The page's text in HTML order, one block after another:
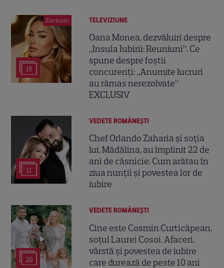
Exclusiv
16
TELEVIZIUNE
Oana Monea, dezvăluiri despre
„Insula Iubirii: Reuniuni”. Ce
spune despre foștii
concurenți: „Anumite lucruri
au rămas nerezolvate”
EXCLUSIV
11
VEDETE ROMÂNEŞTI
Chef Orlando Zaharia și soția
lui, Mădălina, au împlinit 22 de
ani de căsnicie. Cum arătau în
ziua nunții și povestea lor de
iubire
29
VEDETE ROMÂNEŞTI
Cine este Cosmin Curticăpean,
soțul Laurei Cosoi. Afaceri,
vârstă și povestea de iubire
care durează de peste 10 ani